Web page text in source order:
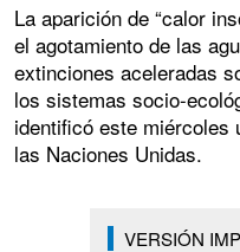
La aparición de “calor
el agotamiento de las
extinciones aceleradas
los sistemas socio-
identificó este miércoles
las Naciones Unidas.
VERSIÓN